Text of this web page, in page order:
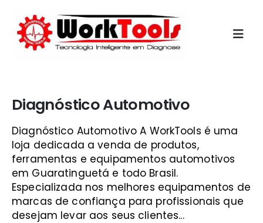
Diagnóstico Automotivo
Diagnóstico Automotivo A WorkTools é uma
loja dedicada a venda de produtos,
ferramentas e equipamentos automotivos
em Guaratinguetá e todo Brasil.
Especializada nos melhores equipamentos de
marcas de confiança para profissionais que
desejam levar aos seus clientes...